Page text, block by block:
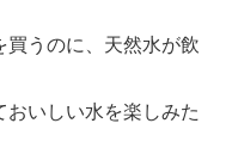
買うのに、天然水が飲
いしい水を楽しみた